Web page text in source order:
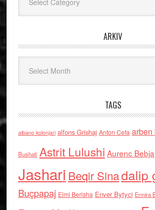
ARKIV
TAGS
albano kolonjari alfons Grishaj Anton Cefa
Bushati Astrit Lulushi Aurenc Bebja
Jashari Beqir Sinadalip
Buçpapaj Elmi Berisha Enver Bytyci Ermira